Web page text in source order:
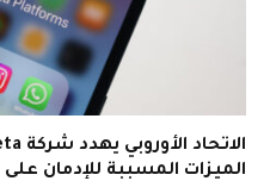
الميزات المسببة للإدمان على Facebook وInstagram